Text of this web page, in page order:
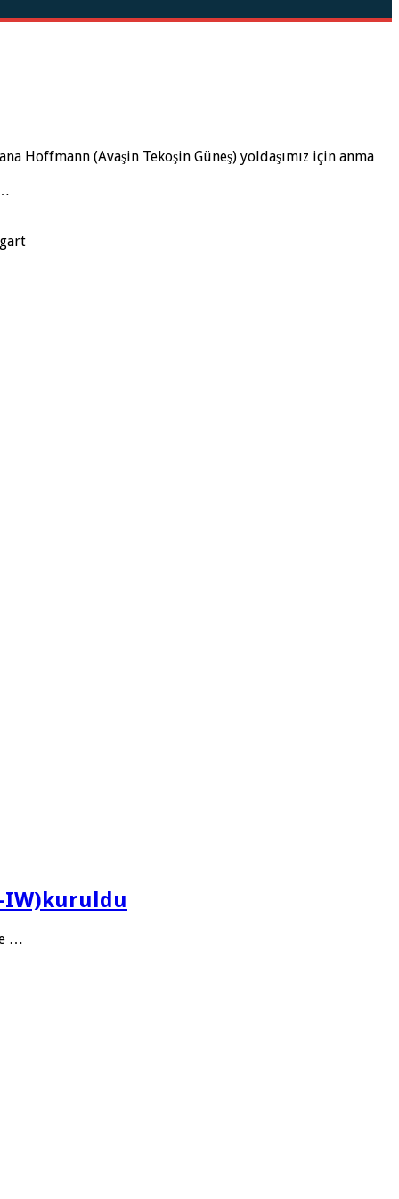
Hoffmann (Avaşin Tekoşin Güneş) yoldaşımız için anma
IW)kuruldu
…